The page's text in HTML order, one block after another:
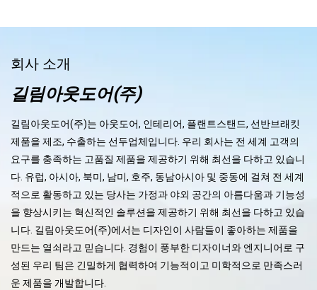
회사 소개
길림아웃도어(주)
길림아웃도어(주)는 아웃도어, 인테리어, 플랜트스탠드, 선반브래킷
제품을 제조, 수출하는 선두업체입니다. 우리 회사는 전 세계 고객의
요구를 충족하는 고품질 제품을 제공하기 위해 최선을 다하고 있습니
다. 유럽, 아시아, 북미, 남미, 호주, 동남아시아 및 중동에 걸쳐 전 세계
적으로 활동하고 있는 당사는 가정과 야외 공간의 아름다움과 기능성
을 향상시키는 혁신적인 솔루션을 제공하기 위해 최선을 다하고 있습
니다. 길림아웃도어(주)에서는 디자인이 사람들이 좋아하는 제품을
만드는 열쇠라고 믿습니다. 경험이 풍부한 디자이너와 엔지니어로 구
성된 우리 팀은 긴밀하게 협력하여 기능적이고 미학적으로 만족스러
운 제품을 개발합니다.